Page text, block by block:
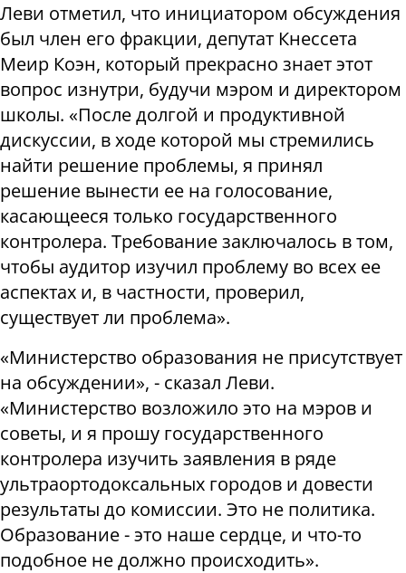
Леви отметил, что инициатором обсуждения
был член его фракции, депутат Кнессета
Меир Коэн, который прекрасно знает этот
вопрос изнутри, будучи мэром и директором
школы. «После долгой и продуктивной
дискуссии, в ходе которой мы стремились
найти решение проблемы, я принял
решение вынести ее на голосование,
касающееся только государственного
контролера. Требование заключалось в том,
чтобы аудитор изучил проблему во всех ее
аспектах и, в частности, проверил,
существует ли проблема».
«Министерство образования не присутствует
на обсуждении», - сказал Леви.
«Министерство возложило это на мэров и
советы, и я прошу государственного
контролера изучить заявления в ряде
ультраортодоксальных городов и довести
результаты до комиссии. Это не политика.
Образование - это наше сердце, и что-то
подобное не должно происходить».